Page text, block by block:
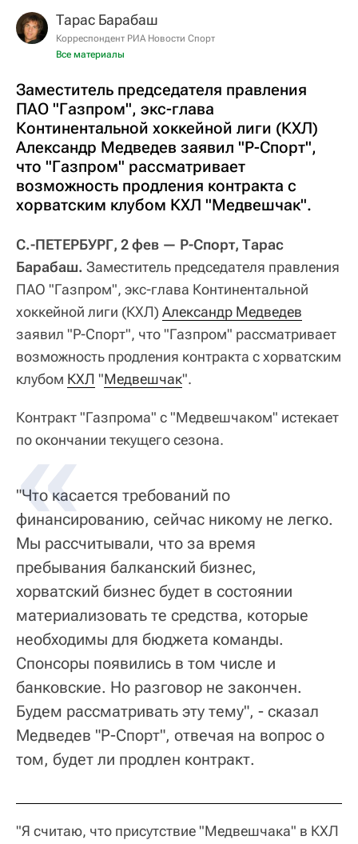
Тарас Барабаш
Корреспондент РИА Новости Спорт
Все материалы
Заместитель председателя правления
ПАО "Газпром", экс-глава
Континентальной хоккейной лиги (КХЛ)
Александр Медведев заявил "Р-Спорт",
что "Газпром" рассматривает
возможность продления контракта с
хорватским клубом КХЛ "Медвешчак".
С.-ПЕТЕРБУРГ, 2 фев — Р-Спорт, Тарас
Барабаш. Заместитель председателя правления
ПАО "Газпром", экс-глава Континентальной
хоккейной лиги (КХЛ) Александр Медведев
заявил "Р-Спорт", что "Газпром" рассматривает
возможность продления контракта с хорватским
клубом КХЛ "Медвешчак".
Контракт "Газпрома" с "Медвешчаком" истекает
по окончании текущего сезона.
"Что касается требований по
финансированию, сейчас никому не легко.
Мы рассчитывали, что за время
пребывания балканский бизнес,
хорватский бизнес будет в состоянии
материализовать те средства, которые
необходимы для бюджета команды.
Спонсоры появились в том числе и
банковские. Но разговор не закончен.
Будем рассматривать эту тему", - сказал
Медведев "Р-Спорт", отвечая на вопрос о
том, будет ли продлен контракт.
"Я считаю, что присутствие "Медвешчака" в КХЛ